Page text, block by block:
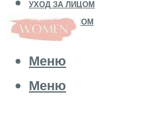
УХОД ЗА ЛИЦОМ
УХОД ЗА ТЕЛОМ
Меню
Меню